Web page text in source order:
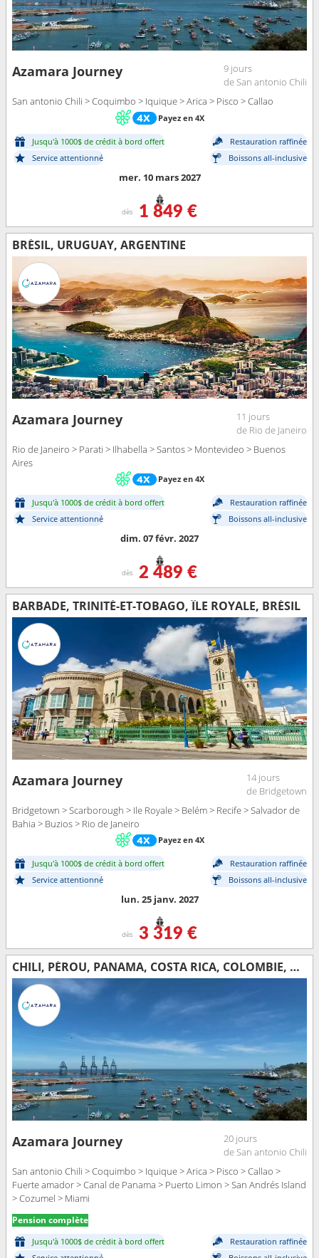
Azamara Journey
9 jours
de San antonio Chili
San antonio Chili > Coquimbo > Iquique > Arica > Pisco > Callao
Payez en 4X
Jusqu'à 1000$ de crédit à bord offert
Restauration raffinée
Service attentionné
Boissons all-inclusive
mer. 10 mars 2027
dès 1 849 €
BRÉSIL, URUGUAY, ARGENTINE
Azamara Journey
11 jours
de Rio de Janeiro
Rio de Janeiro > Parati > Ilhabella > Santos > Montevideo > Buenos
Aires
Payez en 4X
Jusqu'à 1000$ de crédit à bord offert
Restauration raffinée
Service attentionné
Boissons all-inclusive
dim. 07 févr. 2027
dès 2 489 €
BARBADE, TRINITÉ-ET-TOBAGO, ÎLE ROYALE, BRÉSIL
Azamara Journey
14 jours
de Bridgetown
Bridgetown > Scarborough > Ile Royale > Belém > Recife > Salvador de
Bahia > Buzios > Rio de Janeiro
Payez en 4X
Jusqu'à 1000$ de crédit à bord offert
Restauration raffinée
Service attentionné
Boissons all-inclusive
lun. 25 janv. 2027
dès 3 319 €
CHILI, PÉROU, PANAMA, COSTA RICA, COLOMBIE, MEXIQUE, ÉTATS-UNIS
Azamara Journey
20 jours
de San antonio Chili
San antonio Chili > Coquimbo > Iquique > Arica > Pisco > Callao >
Fuerte amador > Canal de Panama > Puerto Limon > San Andrés Island
> Cozumel > Miami
Pension complète
Jusqu'à 1000$ de crédit à bord offert
Restauration raffinée